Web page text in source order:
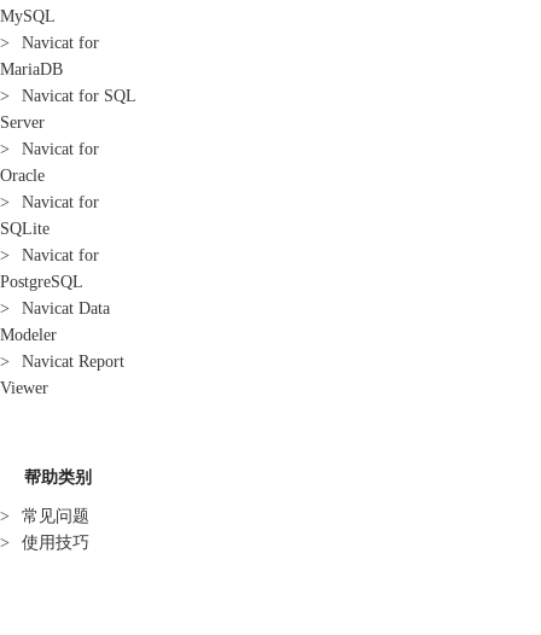
MySQL
>
Navicat for
MariaDB
>
Navicat for SQL
Server
>
Navicat for
Oracle
>
Navicat for
SQLite
>
Navicat for
PostgreSQL
>
Navicat Data
Modeler
>
Navicat Report
Viewer
帮助类别
>
常见问题
>
使用技巧